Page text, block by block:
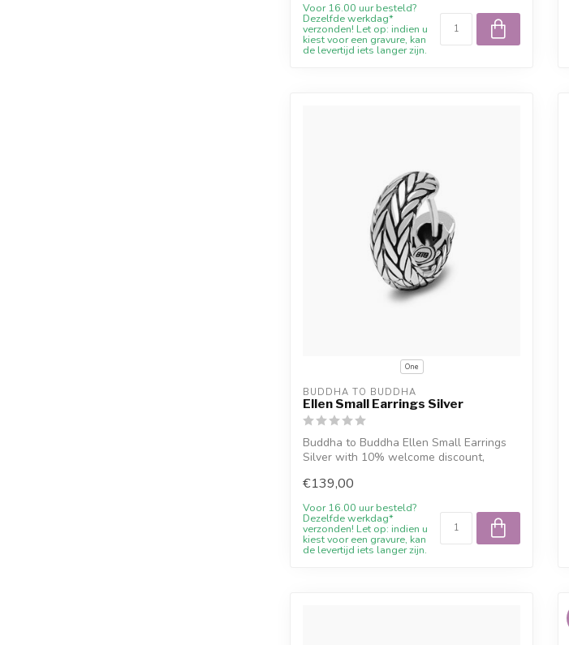
Voor 16.00 uur besteld?
Dezelfde werkdag*
verzonden! Let op: indien u
kiest voor een gravure, kan
de levertijd iets langer zijn.
One
BUDDHA TO BUDDHA
Ellen Small Earrings Silver
Buddha to Buddha Ellen Small Earrings
Silver with 10% welcome discount,
€139,00
Voor 16.00 uur besteld?
Dezelfde werkdag*
verzonden! Let op: indien u
kiest voor een gravure, kan
de levertijd iets langer zijn.